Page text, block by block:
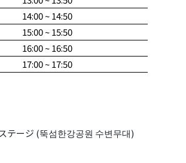
14:00 ~ 14:50
15:00 ~ 15:50
16:00 ~ 16:50
17:00 ~ 17:50
テージ (뚝섬한강공원 수변무대)